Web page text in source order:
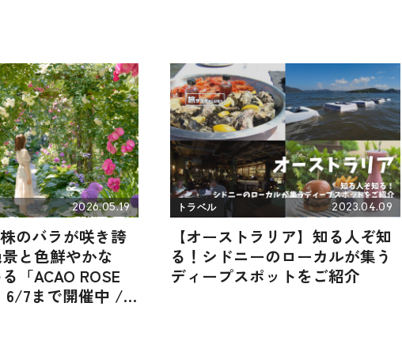
2026.05.19
のバラが咲き誇
と色鮮やかな
「ACAO ROSE
6/7まで開催中 /
トラベル 2023.04.09
【オーストラリア】知る人ぞ知
る！シドニーのローカルが集う
ディープスポットをご紹介